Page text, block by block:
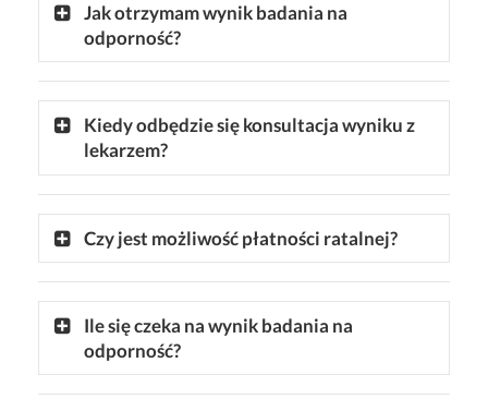
Jak otrzymam wynik badania na
odporność?
Kiedy odbędzie się konsultacja wyniku z
lekarzem?
Czy jest możliwość płatności ratalnej?
Ile się czeka na wynik badania na
odporność?